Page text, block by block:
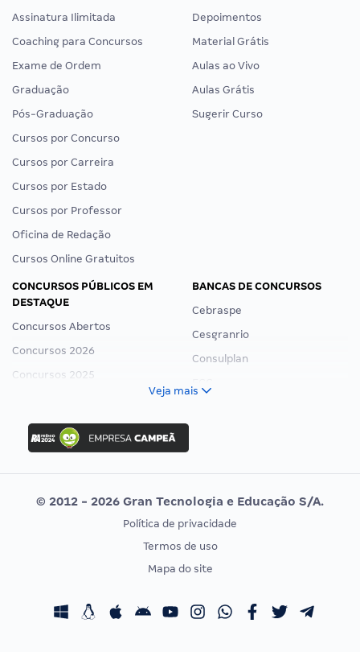
Assinatura Ilimitada
Coaching para Concursos
Exame de Ordem
Graduação
Pós-Graduação
Cursos por Concurso
Cursos por Carreira
Cursos por Estado
Cursos por Professor
Oficina de Redação
Cursos Online Gratuitos
Depoimentos
Material Grátis
Aulas ao Vivo
Aulas Grátis
Sugerir Curso
CONCURSOS PÚBLICOS EM
DESTAQUE
Concursos Abertos
Concursos 2026
Concursos 2025
Concurso Ibama
Concurso MPU
Editais publicados
BANCAS DE CONCURSOS
Cebraspe
Cesgranrio
Consulplan
Vunesp
CONCURSOS POR PROFISSÃO
Concursos Fiscais
EXAME DE ORDEM
Calendário OAB
Veja mais
© 2012 - 2026 Gran Tecnologia e Educação S/A.
Política de privacidade
Termos de uso
Mapa do site